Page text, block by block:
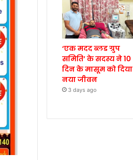
‘एक मदद ब्लड ग्रुप
समिति’ के सदस्य ने 10
दिन के मासूम को दिया
नया जीवन
3 days ago